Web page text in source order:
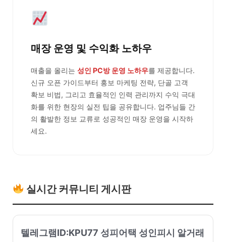
매장 운영 및 수익화 노하우
매출을 올리는 성인 PC방 운영 노하우를 제공합니다.
신규 오픈 가이드부터 홍보 마케팅 전략, 단골 고객
확보 비법, 그리고 효율적인 인력 관리까지 수익 극대
화를 위한 현장의 실전 팁을 공유합니다. 업주님들 간
의 활발한 정보 교류로 성공적인 매장 운영을 시작하
세요.
실시간 커뮤니티 게시판
텔레그램ID:KPU77 성피어택 성인피시 알거래